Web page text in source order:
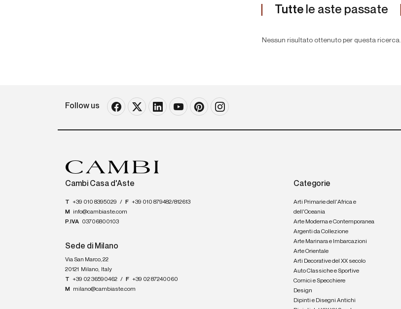
Tutte le aste passate
Nessun risultato ottenuto per questa ricerca.
Follow us
Cambi Casa d'Aste
T +39 010 8395029 / F +39 010 879482/812613
M
info@cambiaste.com
P.IVA 03706800103
Sede di Milano
Via San Marco, 22
20121
Milano, Italy
T +39 02 36590462 / F +39 02 87240060
M
milano@cambiaste.com
Categorie
Arti Primarie dell'Africa e
dell'Oceania
Arte Moderna e Contemporanea
Argenti da Collezione
Arte Marinara e Imbarcazioni
Arte Orientale
Arti Decorative del XX secolo
Auto Classiche e Sportive
Cornici e Specchiere
Design
Dipinti e Disegni Antichi